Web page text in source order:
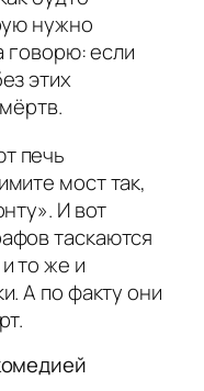
нужно
говорю: если
этих
печь
мост так,
И вот
таскаются
то же и
А по факту они